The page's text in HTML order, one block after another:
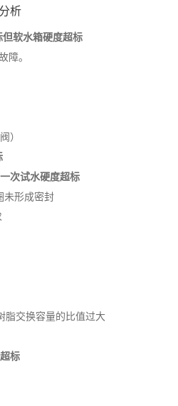
析
软水箱硬度超标
障。
）
次试水硬度超标
未形成密封
脂交换容量的比值过大
标